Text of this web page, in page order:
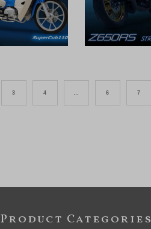
3 4 … 6 7
Product Categories